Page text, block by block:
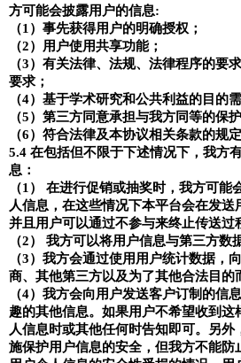
方可能会披露用户的信息:
（1 ）事先获得用户的明确授权；
（2）用户使用共享功能；
（3）有关法律、法规、法律程序的要
要求；
（4）基于学术研究和公共利益的目的需
（5）第三方同意承担与我方同等的保
（6）符合法律及本协议相关条款的规定
5.4 在包括但不限于下述情况下，我方
息：
（1 ） 在进行促销或抽奖时，我方可能
人信息，在这些情况下本平台会在发送
并且用户可以通过不参与来终止传送过
（2） 我方可以将用户信息与第三方数
（3）我方会通过使用用户统计数据，
商、其他第三方以及为了其他合法目的
（4）我方会向用户发送客户订制的信
趣的其他信息。如果用户不希望收到这
人信息时或其他任何时告知即可。另
施保护用户信息的安全，但我方不能防